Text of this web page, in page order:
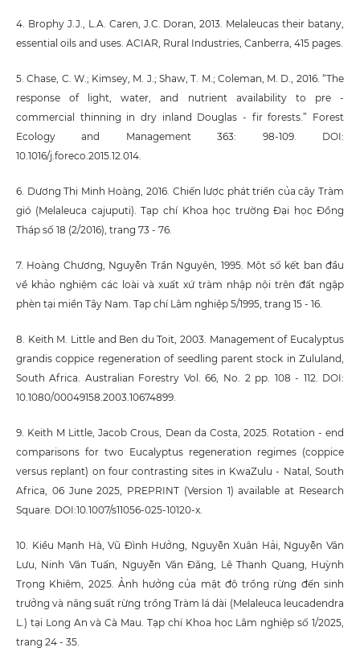
4. Brophy J.J., L.A. Caren, J.C. Doran, 2013. Melaleucas their batany,
essential oils and uses. ACIAR, Rural Industries, Canberra, 415 pages.
5. Chase, C. W.; Kimsey, M. J.; Shaw, T. M.; Coleman, M. D., 2016. “The
response of light, water, and nutrient availability to pre -
commercial thinning in dry inland Douglas - fir forests.” Forest
Ecology and Management 363: 98-109. DOI:
10.1016/j.foreco.2015.12.014.
6. Dương Thị Minh Hoàng, 2016. Chiến lược phát triển của cây Tràm
gió (Melaleuca cajuputi). Tạp chí Khoa học trường Đại học Đồng
Tháp số 18 (2/2016), trang 73 - 76.
7. Hoàng Chương, Nguyễn Trần Nguyên, 1995. Một số kết ban đầu
về khảo nghiệm các loài và xuất xứ tràm nhập nội trên đất ngập
phèn tại miền Tây Nam. Tạp chí Lâm nghiệp 5/1995, trang 15 - 16.
8. Keith M. Little and Ben du Toit, 2003. Management of Eucalyptus
grandis coppice regeneration of seedling parent stock in Zululand,
South Africa. Australian Forestry Vol. 66, No. 2 pp. 108 - 112. DOI:
10.1080/00049158.2003.10674899.
9. Keith M Little, Jacob Crous, Dean da Costa, 2025. Rotation - end
comparisons for two Eucalyptus regeneration regimes (coppice
versus replant) on four contrasting sites in KwaZulu - Natal, South
Africa, 06 June 2025, PREPRINT (Version 1) available at Research
Square. DOI:10.1007/s11056-025-10120-x.
10. Kiều Mạnh Hà, Vũ Đình Hưởng, Nguyễn Xuân Hải, Nguyễn Văn
Lưu, Ninh Văn Tuấn, Nguyễn Văn Đăng, Lê Thanh Quang, Huỳnh
Trọng Khiêm, 2025. Ảnh hưởng của mật độ trồng rừng đến sinh
trưởng và năng suất rừng trồng Tràm lá dài (Melaleuca leucadendra
L.) tại Long An và Cà Mau. Tạp chí Khoa học Lâm nghiệp số 1/2025,
trang 24 - 35.